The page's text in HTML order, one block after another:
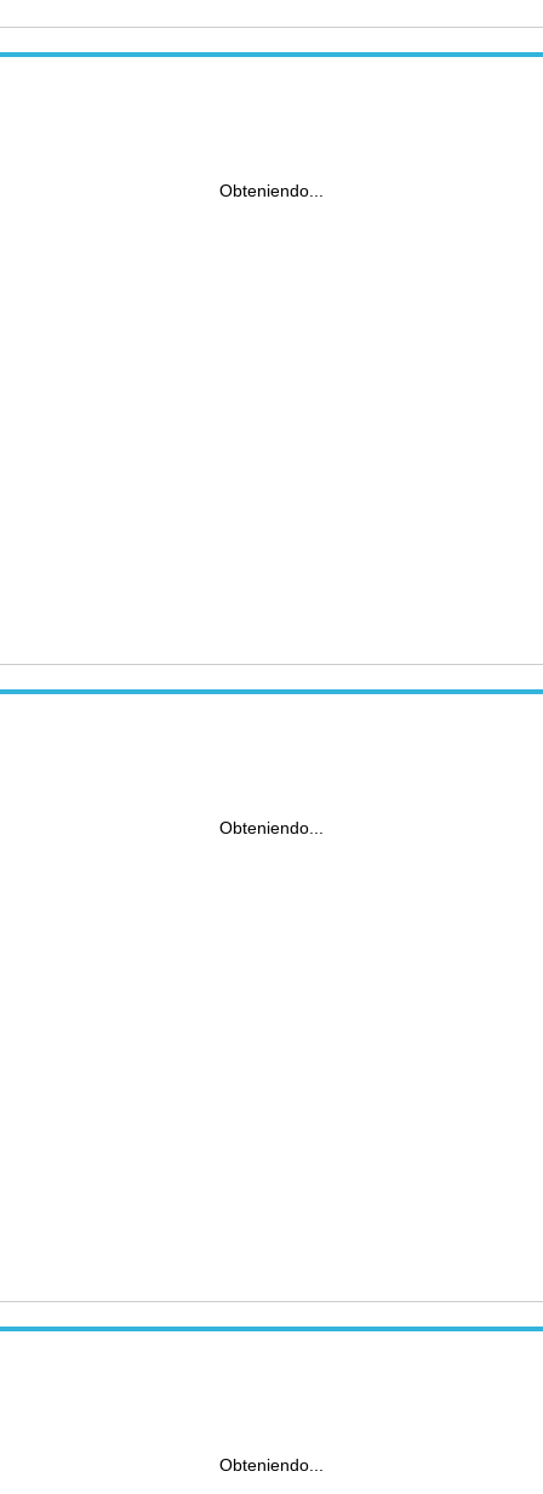
Obteniendo...
Obteniendo...
Obteniendo...